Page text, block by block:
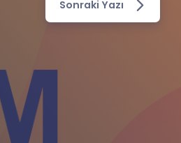
için Öneriler
Tek Takvimde
Sepetin Şu An
Sonraki Yazı